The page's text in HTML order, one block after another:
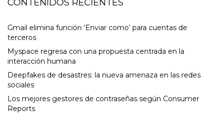
CONTENIDOS RECIENTES
Gmail elimina función ‘Enviar como’ para cuentas de
terceros
Myspace regresa con una propuesta centrada en la
interacción humana
Deepfakes de desastres: la nueva amenaza en las redes
sociales
Los mejores gestores de contraseñas según Consumer
Reports